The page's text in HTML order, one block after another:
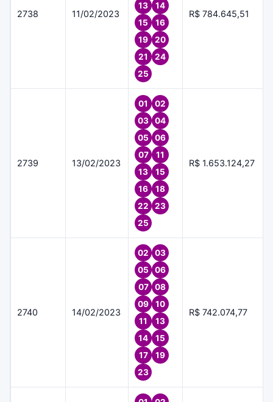
2738 11/02/2023
13
14
15
16
19
20
21
24
25
R$ 784.645,51
2739 13/02/2023
01
02
03
04
05
06
07
11
13
15
16
18
22
23
25
R$ 1.653.124,27
2740 14/02/2023
02
03
05
06
07
08
09
10
11
13
14
15
17
19
23
R$ 742.074,77